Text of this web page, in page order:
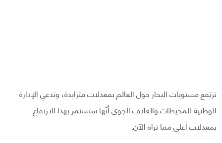
ترتفع مستويات البحار حول العالم بمعدلات متزايدة، وتدعي الإدارة
الوطنية للمحيطات والغلاف الجوي أنّها ستستمر بهذا الارتفاع
بمعدلات أعلى مما نراه الآن.